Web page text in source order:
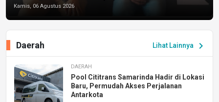
Kamis, 06 Agustus 2026
Lihat Lainnya chevron_right
Daerah
DAERAH
Pool Cititrans Samarinda Hadir di Lokasi
Baru, Permudah Akses Perjalanan
Antarkota